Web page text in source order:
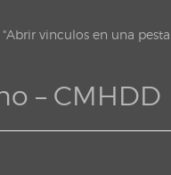
vinculos en una
– CMHDD